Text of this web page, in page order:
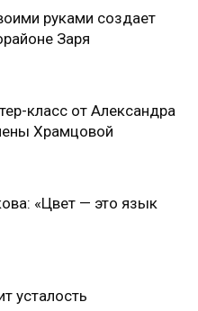
руками создает
Заря
класс от Александра
Храмцовой
«Цвет — это язык
усталость